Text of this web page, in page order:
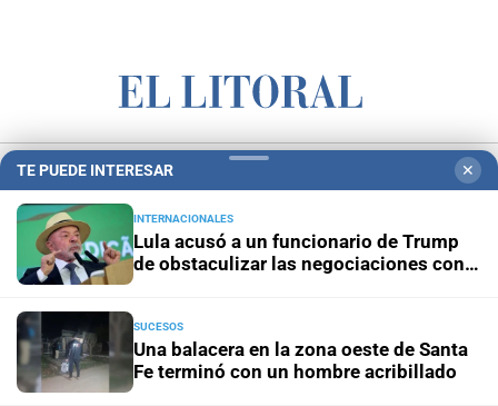
Campolitoral Revista Nosotros
CYD Litoral
Podcasts Mirador Provincial VivíMejor SF Puerto Negocios
Educacion SF
TE PUEDE INTERESAR ✕
INTERNACIONALES
Lula acusó a un funcionario de Trump
de obstaculizar las negociaciones con
SUCESOS
Una balacera en la zona oeste de Santa
Fe terminó con un hombre acribillado